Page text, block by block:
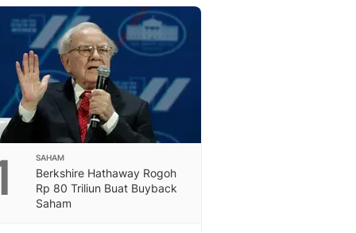
SAHAM
Berkshire Hathaway Rogoh
Rp 80 Triliun Buat Buyback
Saham